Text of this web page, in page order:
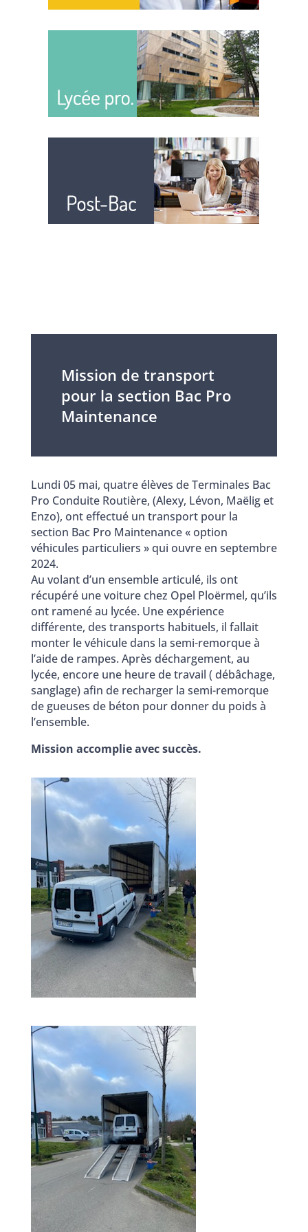
Mission de transport
pour la section Bac Pro
Maintenance
Lundi 05 mai, quatre élèves de Terminales Bac
Pro Conduite Routière, (Alexy, Lévon, Maëlig et
Enzo), ont effectué un transport pour la
section Bac Pro Maintenance « option
véhicules particuliers » qui ouvre en septembre
2024.
Au volant d’un ensemble articulé, ils ont
récupéré une voiture chez Opel Ploërmel, qu’ils
ont ramené au lycée. Une expérience
différente, des transports habituels, il fallait
monter le véhicule dans la semi-remorque à
l’aide de rampes. Après déchargement, au
lycée, encore une heure de travail ( débâchage,
sanglage) afin de recharger la semi-remorque
de gueuses de béton pour donner du poids à
l’ensemble.
Mission accomplie avec succès.